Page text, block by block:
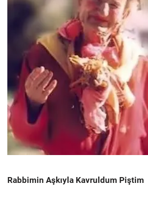
Rabbimin Aşkıyla Kavruldum Piştim